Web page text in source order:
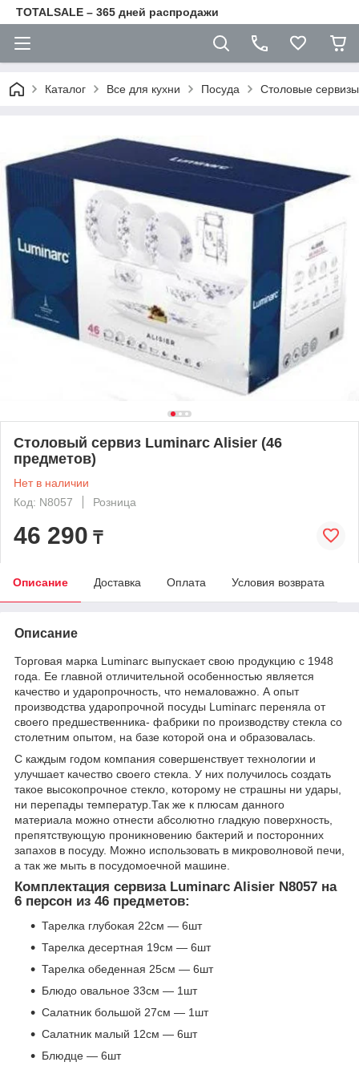
TOTALSALE – 365 дней распродажи
Каталог Все для кухни Посуда Столовые сервизы
Столовый сервиз Luminarc Alisier (46
предметов)
Нет в наличии
Код: N8057
Розница
46 290 ₸
Описание Доставка Оплата Условия возврата
Описание
Торговая марка Luminarc выпускает свою продукцию с 1948
года. Ее главной отличительной особенностью является
качество и ударопрочность, что немаловажно. А опыт
производства ударопрочной посуды Luminarc переняла от
своего предшественника- фабрики по производству стекла со
столетним опытом, на базе которой она и образовалась.
С каждым годом компания совершенствует технологии и
улучшает качество своего стекла. У них получилось создать
такое высокопрочное стекло, которому не страшны ни удары,
ни перепады температур.Так же к плюсам данного
материала можно отнести абсолютно гладкую поверхность,
препятствующую проникновению бактерий и посторонних
запахов в посуду. Можно использовать в микроволновой печи,
а так же мыть в посудомоечной машине.
Комплектация сервиза Luminarc Alisier N8057 на
6 персон из 46 предметов:
Тарелка глубокая 22см — 6шт
Тарелка десертная 19см — 6шт
Тарелка обеденная 25см — 6шт
Блюдо овальное 33см — 1шт
Салатник большой 27см — 1шт
Салатник малый 12см — 6шт
Блюдце — 6шт